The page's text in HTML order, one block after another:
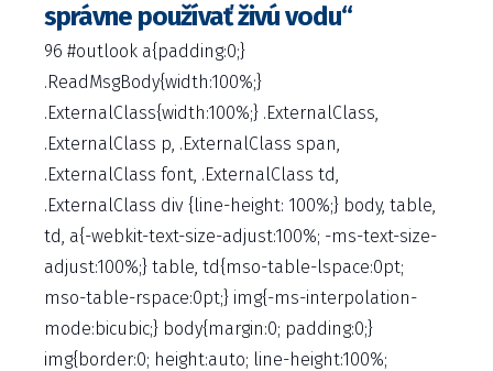
správne používať živú vodu“
96 #outlook a{padding:0;}
.ReadMsgBody{width:100%;}
.ExternalClass{width:100%;} .ExternalClass,
.ExternalClass p, .ExternalClass span,
.ExternalClass font, .ExternalClass td,
.ExternalClass div {line-height: 100%;} body, table,
td, a{-webkit-text-size-adjust:100%; -ms-text-size-
adjust:100%;} table, td{mso-table-lspace:0pt;
mso-table-rspace:0pt;} img{-ms-interpolation-
mode:bicubic;} body{margin:0; padding:0;}
img{border:0; height:auto; line-height:100%;